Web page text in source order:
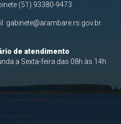
(51) 93380-9473
gabinete@arambare.rs.gov.br
de atendimento
a Sexta-feira das 08h às 14h